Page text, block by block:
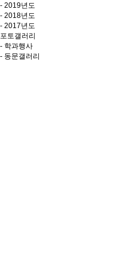
- 2019년도
- 2018년도
- 2017년도
포토갤러리
- 학과행사
- 동문갤러리